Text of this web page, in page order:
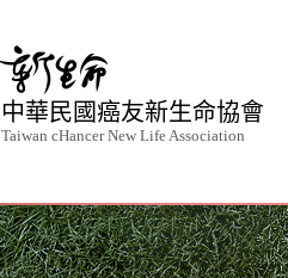
中華民國癌友新生命協會
Taiwan cHancer New Life Association